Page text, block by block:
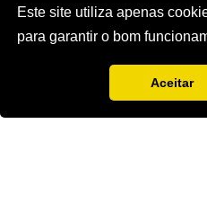
Este site utiliza apenas
para garantir o bom
Aceitar